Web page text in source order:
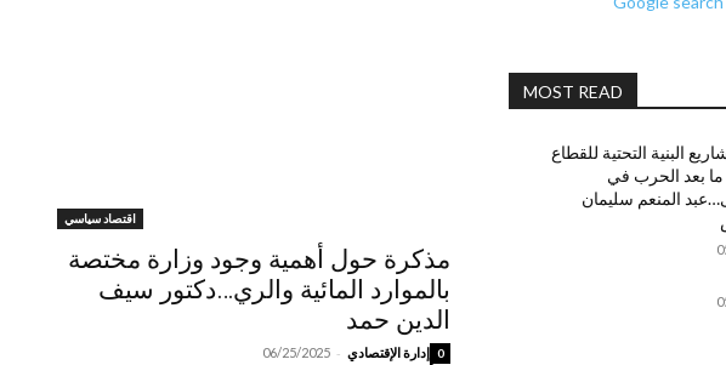
اقتصاد سياسي
مذكرة حول أهمية وجود وزارة مختصة
بالموارد المائية والري…دكتور سيف
الدين حمد
إدارة الإقتصادي -
06/25/2025 0
MOST READ
البنية التحتية للقطاع
ما بعد الحرب في
المنعم سليمان